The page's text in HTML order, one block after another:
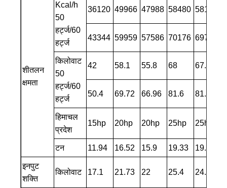
शीतलन
क्षमता
Kcal/h
50
हर्ट्ज/60
हर्ट्ज
36120 49966 47988 58480 58136
43344 59959 57586 70176 69763
किलोवाट
50
हर्ट्ज/60
हर्ट्ज
42 58.1 55.8 68 67.6
50.4 69.72 66.96 81.6 81.12
हिमाचल
प्रदेश
15hp 20hp 20hp 25hp 25hp
टन 11.94 16.52 15.9 19.33 19.26
इनपुट
शक्ति
किलोवाट 17.1 21.73 22 25.4 24.8